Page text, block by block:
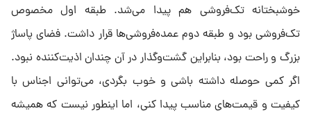
خوشبختانه تک‌فروشی هم پیدا می‌شد. طبقه اول مخصوص
تک‌فروشی بود و طبقه دوم عمده‌فروشی‌ها قرار داشت. فضای پاساژ
بزرگ و راحت بود، بنابراین گشت‌وگذار در آن چندان اذیت‌کننده نبود.
اگر کمی حوصله داشته باشی و خوب بگردی، می‌توانی اجناس با
کیفیت و قیمت‌های مناسب پیدا کنی، اما اینطور نیست که همیشه